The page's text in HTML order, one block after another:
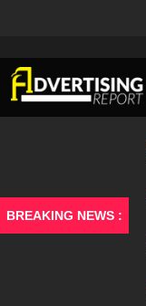
BREAKING NEWS :